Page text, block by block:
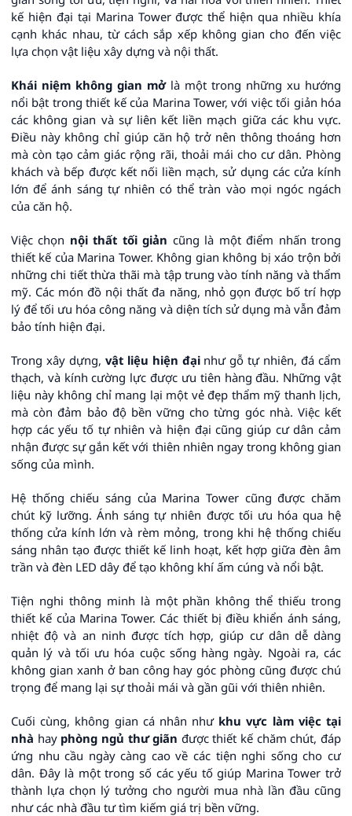
kế hiện đại tại Marina Tower được thể hiện qua nhiều khía
cạnh khác nhau, từ cách sắp xếp không gian cho đến việc
lựa chọn vật liệu xây dựng và nội thất.
Khái niệm không gian mởlà một trong những xu hướng
nổi bật trong thiết kế của Marina Tower, với việc tối giản hóa
các không gian và sự liên kết liền mạch giữa các khu vực.
Điều này không chỉ giúp căn hộ trở nên thông thoáng hơn
mà còn tạo cảm giác rộng rãi, thoải mái cho cư dân. Phòng
khách và bếp được kết nối liền mạch, sử dụng các cửa kính
lớn để ánh sáng tự nhiên có thể tràn vào mọi ngóc ngách
của căn hộ.
Việc chọn nội thất tối giản cũng là một điểm nhấn trong
thiết kế của Marina Tower. Không gian không bị xáo trộn bởi
những chi tiết thừa thãi mà tập trung vào tính năng và thẩm
mỹ. Các món đồ nội thất đa năng, nhỏ gọn được bố trí hợp
lý để tối ưu hóa công năng và diện tích sử dụng mà vẫn đảm
bảo tính hiện đại.
Trong xây dựng, vật liệu hiện đạinhư gỗ tự nhiên, đá cẩm
thạch, và kính cường lực được ưu tiên hàng đầu. Những vật
liệu này không chỉ mang lại một vẻ đẹp thẩm mỹ thanh lịch,
mà còn đảm bảo độ bền vững cho từng góc nhà. Việc kết
hợp các yếu tố tự nhiên và hiện đại cũng giúp cư dân cảm
nhận được sự gắn kết với thiên nhiên ngay trong không gian
sống của mình.
Hệ thống chiếu sáng của Marina Tower cũng được chăm
chút kỹ lưỡng. Ánh sáng tự nhiên được tối ưu hóa qua hệ
thống cửa kính lớn và rèm mỏng, trong khi hệ thống chiếu
sáng nhân tạo được thiết kế linh hoạt, kết hợp giữa đèn âm
trần và đèn LED dây để tạo không khí ấm cúng và nổi bật.
Tiện nghi thông minh là một phần không thể thiếu trong
thiết kế của Marina Tower. Các thiết bị điều khiển ánh sáng,
nhiệt độ và an ninh được tích hợp, giúp cư dân dễ dàng
quản lý và tối ưu hóa cuộc sống hàng ngày. Ngoài ra, các
không gian xanh ở ban công hay góc phòng cũng được chú
trọng để mang lại sự thoải mái và gần gũi với thiên nhiên.
Cuối cùng, không gian cá nhân như khu vực làm việc tại
nhà hay phòng ngủ thư giãn được thiết kế chăm chút, đáp
ứng nhu cầu ngày càng cao về các tiện nghi sống cho cư
dân. Đây là một trong số các yếu tố giúp Marina Tower trở
thành lựa chọn lý tưởng cho người mua nhà lần đầu cũng
như các nhà đầu tư tìm kiếm giá trị bền vững.